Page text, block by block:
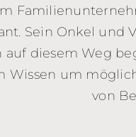
Sein Onkel und
auf diesem Weg
Wissen um
von